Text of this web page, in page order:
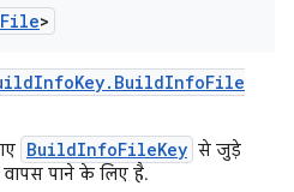
File>
InfoKey. BuildInfoFile
BuildInfoFileKey से जुड़े
पाने के लिए है.